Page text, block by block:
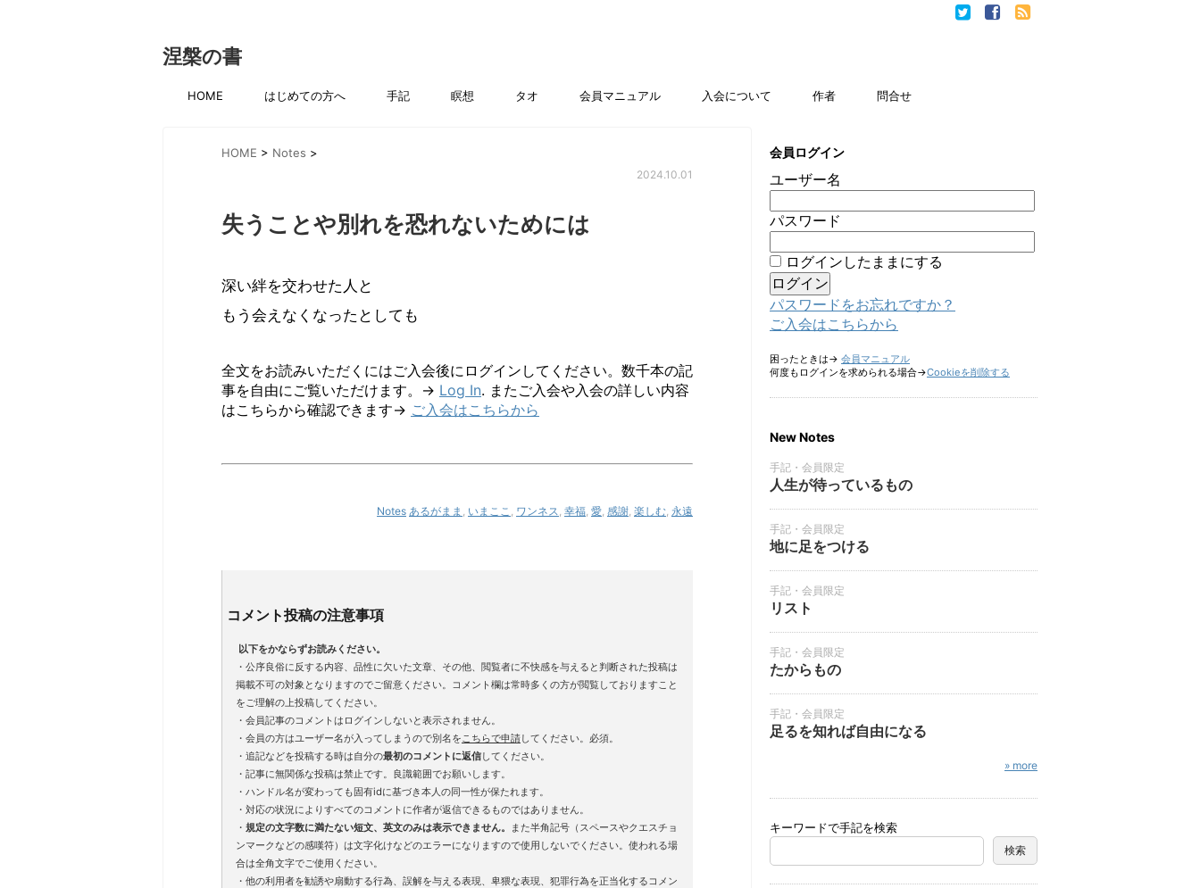
涅槃の書
HOME はじめての方へ 手記 瞑想 タオ 会員マニュアル 入会について 作者 問合せ
HOME > Notes >
2024.10.01
失うことや別れを恐れないためには
深い絆を交わせた人と
もう会えなくなったとしても
全文をお読みいただくにはご入会後にログインしてください。数千本の記
事を自由にご覧いただけます。→ Log In. またご入会や入会の詳しい内容
はこちらから確認できます→ ご入会はこちらから
Notes あるがまま いまここ ワンネス 幸福 愛 感謝 楽しむ 永遠
コメント投稿の注意事項
以下をかならずお読みください。
・公序良俗に反する内容、品性に欠いた文章、その他、閲覧者に不快感を与えると判断された投稿は
掲載不可の対象となりますのでご留意ください。コメント欄は常時多くの方が閲覧しておりますこと
をご理解の上投稿してください。
・会員記事のコメントはログインしないと表示されません。
・会員の方はユーザー名が入ってしまうので別名を こちらで申請してください。必須。
・追記などを投稿する時は自分の最初のコメントに返信してください。
・記事に無関係な投稿は禁止です。良識範囲でお願いします。
・ハンドル名が変わっても固有idに基づき本人の同一性が保たれます。
・対応の状況によりすべてのコメントに作者が返信できるものではありません。
・ 規定の文字数に満たない短文、英文のみは表示できません。
また半角記号（スペースやクエスチョ
ンマークなどの感嘆符）は文字化けなどのエラーになりますので使用しないでください。使われる場
合は全角文字でご使用ください。
・他の利用者を勧誘や扇動する行為、誤解を与える表現、卑猥な表現、犯罪行為を正当化するコメン
会員ログイン
ユーザー名
パスワード
ログインしたままにする
パスワードをお忘れですか？
ご入会はこちらから
困ったときは→ 会員マニュアル
何度もログインを求められる場合→Cookieを削除する
New Notes
手記・会員限定
人生が待っているもの
手記・会員限定
地に足をつける
手記・会員限定
リスト
手記・会員限定
たからもの
手記・会員限定
足るを知れば自由になる
» more
キーワードで手記を検索